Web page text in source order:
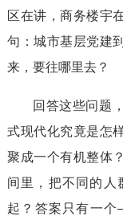
区在讲，商务楼宇
句：城市基层党建
来，要往哪里去？
回答这些问题
式现代化究竟是怎
聚成一个有机整体
间里，把不同的人
起？答案只有一